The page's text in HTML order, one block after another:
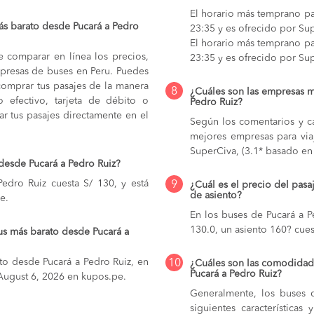
barato desde Pucará a Pedro
comparar en línea los precios,
de buses en Peru. Puedes
tus pasajes de la manera
efectivo, tarjeta de débito o
tus pasajes directamente en el
Pucará a Pedro Ruiz?
Ruiz cuesta S/ 130, y está
más barato desde Pucará a
desde Pucará a Pedro Ruiz, en
6, 2026 en kupos.pe.
El horario más temprano
23:35 y es ofrecido por
El horario más temprano
23:35 y es ofrecido por
8
¿Cuáles son las empresas
Pedro Ruiz?
Según los comentarios y
mejores empresas para
SuperCiva, (3.1* basado
9
¿Cuál es el precio del
de asiento?
En los buses de Pucará a
130.0, un asiento 160?
10
¿Cuáles son las
Pucará a Pedro Ruiz?
Generalmente, los buses
siguientes